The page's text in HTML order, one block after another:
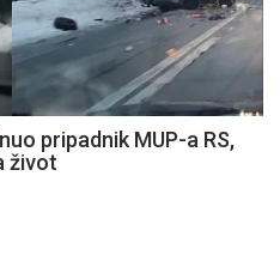
pripadnik MUP-a RS,
život